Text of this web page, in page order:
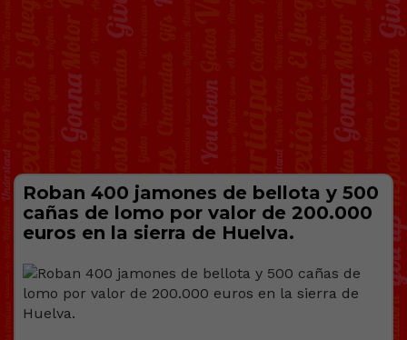
Roban 400 jamones de bellota y 500
cañas de lomo por valor de 200.000
euros en la sierra de Huelva.